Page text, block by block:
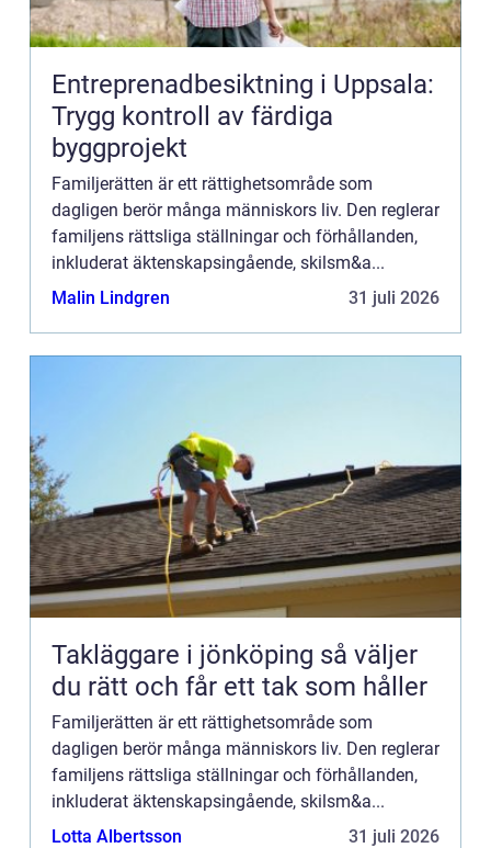
Entreprenadbesiktning i Uppsala:
Trygg kontroll av färdiga
byggprojekt
Familjerätten är ett rättighetsområde som
dagligen berör många människors liv. Den reglerar
familjens rättsliga ställningar och förhållanden,
inkluderat äktenskapsingående, skilsm&a...
Malin Lindgren
31 juli 2026
Takläggare i jönköping så väljer
du rätt och får ett tak som håller
Familjerätten är ett rättighetsområde som
dagligen berör många människors liv. Den reglerar
familjens rättsliga ställningar och förhållanden,
inkluderat äktenskapsingående, skilsm&a...
Lotta Albertsson
31 juli 2026